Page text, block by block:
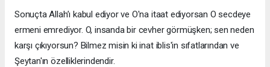
Sonuçta Allah’ı kabul ediyor ve O'na itaat ediyorsan O secdeye
ermeni emrediyor. O, insanda bir cevher görmüşken; sen neden
karşı çıkıyorsun? Bilmez misin ki inat iblis'in sıfatlarından ve
Şeytan'ın özelliklerindendir.